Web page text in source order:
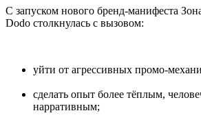
С запуском нового бренд-манифеста
Dodo столкнулась с вызовом:
уйти от агрессивных промо-
сделать опыт более тёплым,
нарративным;